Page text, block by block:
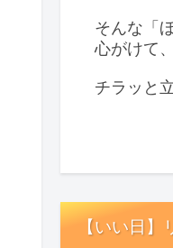
そんな「
心がけて
チラッと
【いい日